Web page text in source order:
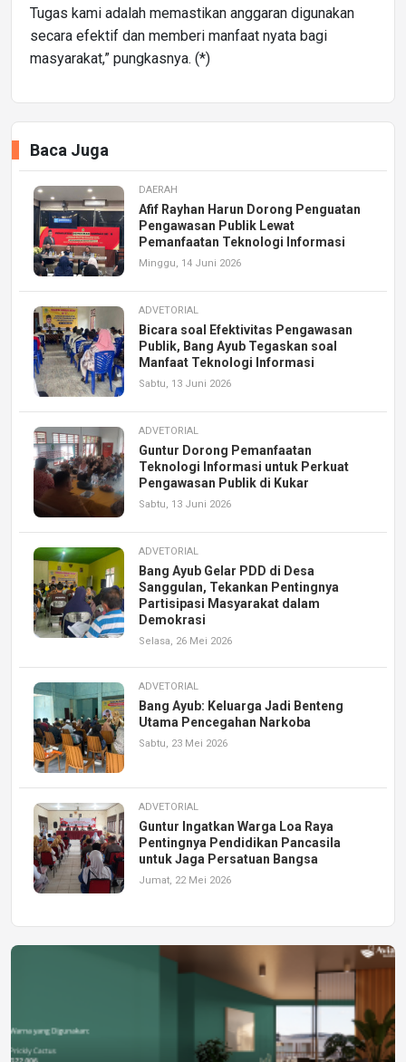
Tugas kami adalah memastikan anggaran digunakan
secara efektif dan memberi manfaat nyata bagi
masyarakat,” pungkasnya. (*)
Baca Juga
DAERAH
Afif Rayhan Harun Dorong Penguatan
Pengawasan Publik Lewat
Pemanfaatan Teknologi Informasi
Minggu, 14 Juni 2026
ADVETORIAL
Bicara soal Efektivitas Pengawasan
Publik, Bang Ayub Tegaskan soal
Manfaat Teknologi Informasi
Sabtu, 13 Juni 2026
ADVETORIAL
Guntur Dorong Pemanfaatan
Teknologi Informasi untuk Perkuat
Pengawasan Publik di Kukar
Sabtu, 13 Juni 2026
ADVETORIAL
Bang Ayub Gelar PDD di Desa
Sanggulan, Tekankan Pentingnya
Partisipasi Masyarakat dalam
Demokrasi
Selasa, 26 Mei 2026
ADVETORIAL
Bang Ayub: Keluarga Jadi Benteng
Utama Pencegahan Narkoba
Sabtu, 23 Mei 2026
ADVETORIAL
Guntur Ingatkan Warga Loa Raya
Pentingnya Pendidikan Pancasila
untuk Jaga Persatuan Bangsa
Jumat, 22 Mei 2026